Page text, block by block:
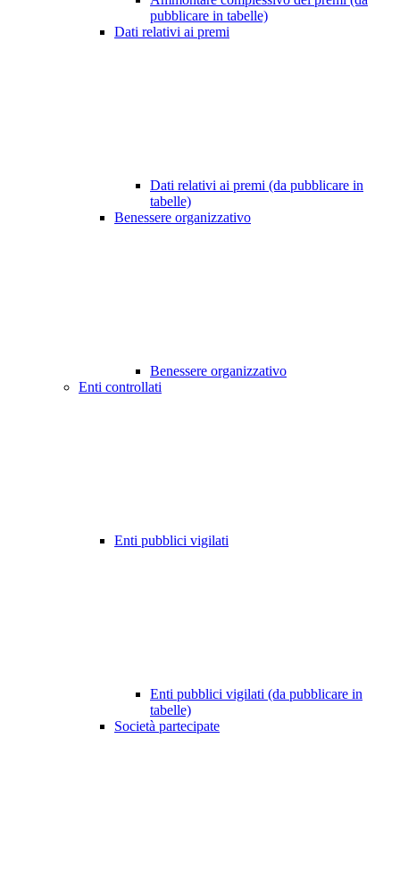
pubblicare in tabelle)
Dati relativi ai premi
Dati relativi ai premi (da pubblicare in
tabelle)
Benessere organizzativo
Benessere organizzativo
Enti controllati
Enti pubblici vigilati
Enti pubblici vigilati (da pubblicare in
tabelle)
Società partecipate